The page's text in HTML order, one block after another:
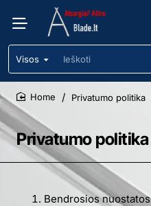
Visos
Ieškoti
Privatumo politika
home
Privatumo politika
Bendrosios nuostatos